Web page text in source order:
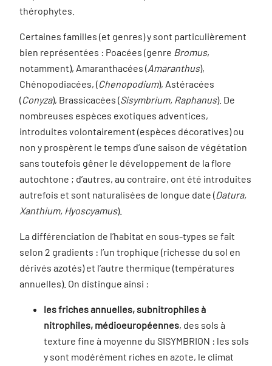
thérophytes.
Certaines familles (et genres) y sont particulièrement
bien représentées : Poacées (genre Bromus,
notamment), Amaranthacées (Amaranthus),
Chénopodiacées, (Chenopodium), Astéracées
(Conyza), Brassicacées (Sisymbrium, Raphanus). De
nombreuses espèces exotiques adventices,
introduites volontairement (espèces décoratives) ou
non y prospèrent le temps d’une saison de végétation
sans toutefois gêner le développement de la flore
autochtone ; d’autres, au contraire, ont été introduites
autrefois et sont naturalisées de longue date (Datura,
Xanthium, Hyoscyamus).
La différenciation de l’habitat en sous-types se fait
selon 2 gradients : l’un trophique (richesse du sol en
dérivés azotés) et l’autre thermique (températures
annuelles). On distingue ainsi :
les friches annuelles, subnitrophiles à
nitrophiles, médioeuropéennes, des sols à
texture fine à moyenne du SISYMBRION : les sols
y sont modérément riches en azote, le climat